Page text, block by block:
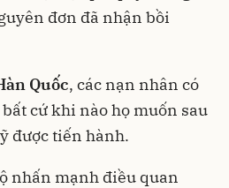
đơn đã nhận bồi
Quốc, các nạn nhân có
cứ khi nào họ muốn sau
được tiến hành.
nhấn mạnh điều quan